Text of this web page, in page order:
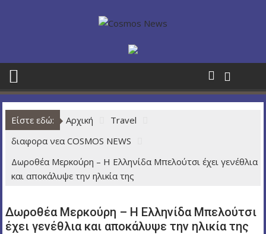
σ
ε
Είστε εδώ: Αρχική
Travel
διαφορα νεα COSMOS NEWS
Δωροθέα Μερκούρη – Η Ελληνίδα Μπελούτσι έχει γενέθλια
και αποκάλυψε την ηλικία της
Δωροθέα Μερκούρη – Η Ελληνίδα Μπελούτσι
έχει γενέθλια και αποκάλυψε την ηλικία της